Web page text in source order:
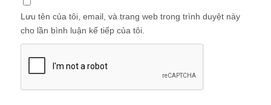
Lưu tên của tôi, email, và trang web trong trình duyệt này
cho lần bình luận kế tiếp của tôi.